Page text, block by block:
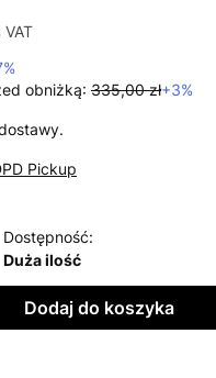
VAT
obniżką: 335,00 zł+3%
Pickup
Dostępność:
Duża ilość
Dodaj do koszyka